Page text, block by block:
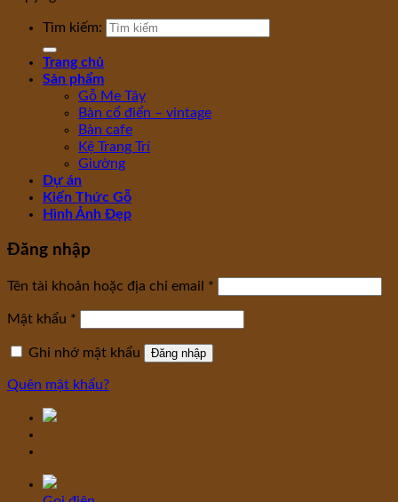
Tìm kiếm:
Trang chủ
Sản phẩm
Gỗ Me Tây
Bàn cổ điển – vintage
Bàn cafe
Kệ Trang Trí
Giường
Dự án
Kiến Thức Gỗ
Hình Ảnh Đẹp
Đăng nhập
Tên tài khoản hoặc địa chỉ email *
Mật khẩu *
Ghi nhớ mật khẩu Đăng nhập
Quên mật khẩu?